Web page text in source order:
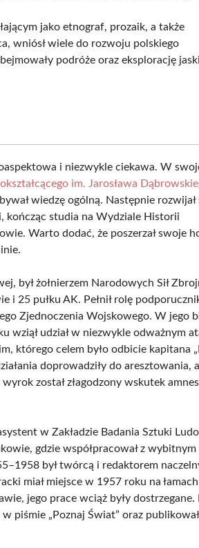
jako etnograf, prozaik, a także
wniósł wiele do rozwoju polskiego
podróże oraz eksplorację
i niezwykle ciekawa. W
im. Jarosława
wiedzę ogólną. Następnie rozwijał
kończąc studia na Wydziale Historii
Warto dodać, że poszerzał swoje
był żołnierzem Narodowych Sił
i 25 pułku AK. Pełnił rolę
Zjednoczenia Wojskowego. W jego
wziął udział w niezwykle odważnym
którego celem było odbicie kapitana
doprowadziły do aresztowania,
został złagodzony wskutek
w Zakładzie Badania Sztuki
gdzie współpracował z
był twórcą i redaktorem
miał miejsce w 1957 roku na
jego prace wciąż były dostrzegane.
piśmie „Poznaj Świat” oraz